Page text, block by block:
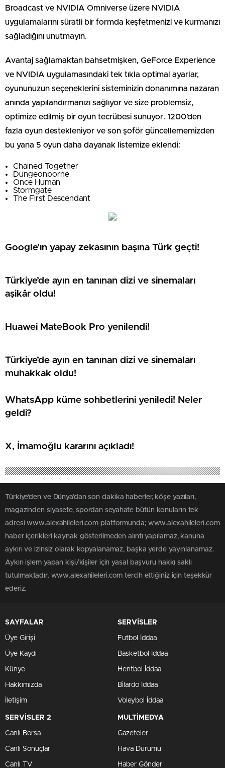
Broadcast ve NVIDIA Omniverse üzere NVIDIA
uygulamalarını süratli bir formda keşfetmenizi ve kurmanızı
sağladığını unutmayın.
Avantaj sağlamaktan bahsetmişken, GeForce Experience
ve NVIDIA uygulamasındaki tek tıkla optimal ayarlar,
oyununuzun seçeneklerini sisteminizin donanımına nazaran
anında yapılandırmanızı sağlıyor ve size problemsiz,
optimize edilmiş bir oyun tecrübesi sunuyor. 1200’den
fazla oyun destekleniyor ve son şoför güncellememizden
bu yana 5 oyun daha dayanak listemize eklendi:
Chained Together
Dungeonborne
Once Human
Stormgate
The First Descendant
Google’ın yapay zekasının başına Türk geçti!
Türkiye’de ayın en tanınan dizi ve sinemaları
aşikâr oldu!
Huawei MateBook Pro yenilendi!
Türkiye’de ayın en tanınan dizi ve sinemaları
muhakkak oldu!
WhatsApp küme sohbetlerini yeniledi! Neler
geldi?
X, İmamoğlu kararını açıkladı!
Türkiye'den ve Dünya’dan son dakika haberler, köşe yazıları,
magazinden siyasete, spordan seyahate bütün konuların tek
adresi www.alexahileleri.com platformunda; www.alexahileleri.com
haber içerikleri kaynak gösterilmeden alıntı yapılamaz, kanuna
aykırı ve izinsiz olarak kopyalanamaz, başka yerde yayınlanamaz.
Aykırı işlem yapan kişi/kişiler için yasal başvuru hakkı saklı
tutulmaktadır. www.alexahileleri.com tercih ettiğiniz için teşekkür
ederiz.
SAYFALAR
Üye Girişi
Üye Kaydı
Künye
Hakkımızda
İletişim
SERVİSLER
Futbol İddaa
Basketbol İddaa
Hentbol İddaa
Bilardo İddaa
Voleybol İddaa
SERVİSLER 2
Canlı Borsa
Canlı Sonuçlar
Canlı TV
MULTİMEDYA
Gazeteler
Hava Durumu
Haber Gönder